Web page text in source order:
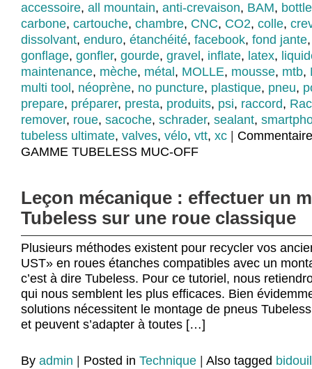
accessoire, all mountain, anti-crevaison, BAM,
carbone, cartouche, chambre, CNC, CO2, colle,
dissolvant, enduro, étanchéité, facebook, fond jante
gonflage, gonfler, gourde, gravel , inflate, latex,
maintenance, mèche, métal , MOLLE, mousse, mtb,
multi tool , néoprène, no puncture, plastique, pneu,
prepare, préparer, presta, produits, psi, raccord,
remover, roue, sacoche, schrader, sealant,
tubeless ultimate, valves, vélo, vtt, xc
GAMME TUBELESS MUC-OFF
Leçon mécanique : effectuer un
Tubeless sur une roue classique
Plusieurs méthodes existent pour recycler vos
UST» en roues étanches compatibles avec un
c’est à dire Tubeless. Pour ce tutoriel, nous
qui nous semblent les plus efficaces. Bien
solutions nécessitent le montage de pneus
et peuvent s’adapter à toutes […]
By admin Posted in Technique Also tagged